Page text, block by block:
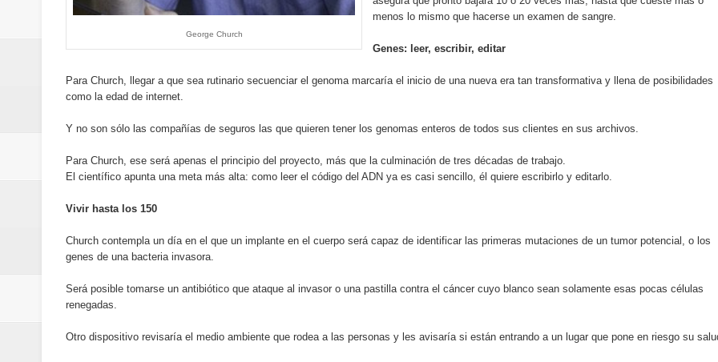
del mapa del hambre
Banreservas y sus filiales realizan en Santiago el segundo Foro del Ahorro y la Inversión
Banreservas inaugura oficina en el Centro de Retención de Vehículos de Pedro Brand
Antisoborno certificado
La Orquesta Sinfónica Nacional y el Coro Nacional Dominicano pondrán su sello a la Ceremonia
Banreservas otorga financiamientos superiores a RD$117 millones en proyecto Nuevas
George Church
menos lo mismo que hacerse un examen de sangre.
Genes: leer, escribir, editar
Para Church, llegar a que sea rutinario secuenciar el genoma marcaría el inicio de una nueva era tan transformativa y llena de posibilidades
como la edad de internet.
Y no son sólo las compañías de seguros las que quieren tener los genomas enteros de todos sus clientes en sus archivos.
Para Church, ese será apenas el principio del proyecto, más que la culminación de tres décadas de trabajo.
El científico apunta una meta más alta: como leer el código del ADN ya es casi sencillo, él quiere escribirlo y editarlo.
Vivir hasta los 150
Church contempla un día en el que un implante en el cuerpo será capaz de identificar las primeras mutaciones de un tumor potencial, o los
genes de una bacteria invasora.
Será posible tomarse un antibiótico que ataque al invasor o una pastilla contra el cáncer cuyo blanco sean solamente esas pocas células
renegadas.
Otro dispositivo revisaría el medio ambiente que rodea a las personas y les avisaría si están entrando a un lugar que pone en riesgo su